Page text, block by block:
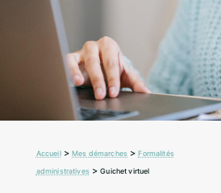
Accueil>Mes démarches >Formalités
administratives>Guichet virtuel